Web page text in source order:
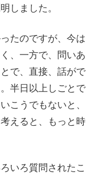
しました。
たのですが、今は
、一方で、問いあ
で、直接、話がで
半日以上しごとで
こうでもないと、
えると、もっと時
いろ質問されたこ